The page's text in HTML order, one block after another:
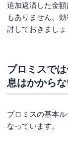
追加返済した金
もありません。
討しておきましょ
プロミスで
息はかから
プロミスの基本
なっています。